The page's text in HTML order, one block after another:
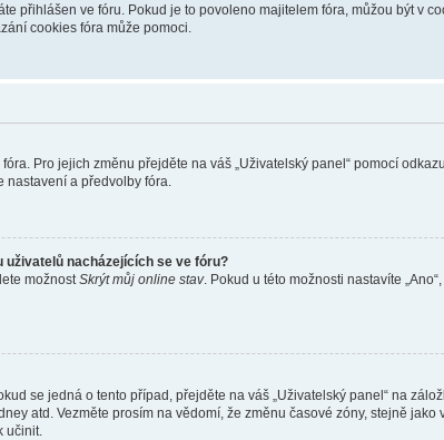
přihlášen ve fóru. Pokud je to povoleno majitelem fóra, můžou být v
cookies fóra může pomoci.
Pro jejich změnu přejděte na váš „Uživatelský panel“ pomocí
nastavení a předvolby fóra.
uživatelů nacházejících se ve fóru?
možnost Skrýt můj online stav. Pokud u této možnosti nastavíte
se jedná o tento případ, přejděte na váš „Uživatelský panel“ na
atd. Vezměte prosím na vědomí, že změnu časové zóny, stejně
učinit.